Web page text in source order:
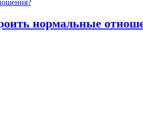
нормальные